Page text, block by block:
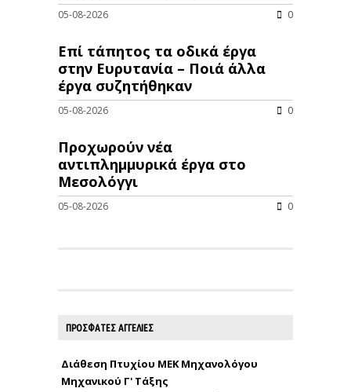
05-08-2026 0
Επί τάπητος τα οδικά έργα
στην Ευρυτανία – Ποιά άλλα
έργα συζητήθηκαν
05-08-2026 0
Προχωρούν νέα
αντιπλημμυρικά έργα στο
Μεσολόγγι
05-08-2026 0
ΠΡΟΣΦΑΤΕΣ ΑΓΓΕΛΙΕΣ
Διάθεση Πτυχίου ΜΕΚ Μηχανολόγου
Μηχανικού Γ' Τάξης